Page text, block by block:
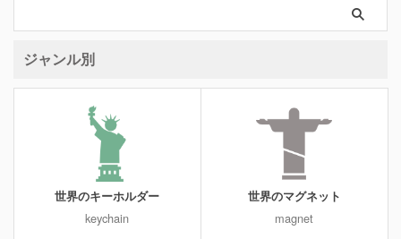
ジャンル別
世界のキーホルダー
keychain
世界のマグネット
magnet